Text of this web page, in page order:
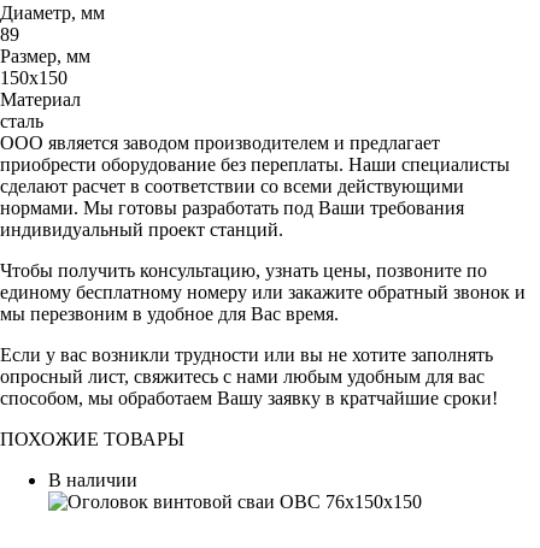
Диаметр, мм
89
Размер, мм
150х150
Материал
сталь
ООО является заводом производителем и предлагает
приобрести оборудование без переплаты. Наши специалисты
сделают расчет в соответствии со всеми действующими
нормами. Мы готовы разработать под Ваши требования
индивидуальный проект станций.
Чтобы получить консультацию, узнать цены, позвоните по
единому бесплатному номеру или закажите обратный звонок и
мы перезвоним в удобное для Вас время.
Если у вас возникли трудности или вы не хотите заполнять
опросный лист, свяжитесь с нами любым удобным для вас
способом, мы обработаем Вашу заявку в кратчайшие сроки!
ПОХОЖИЕ ТОВАРЫ
В наличии